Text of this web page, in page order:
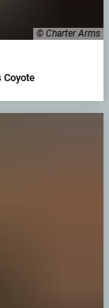
© Charter Arms
Coyote